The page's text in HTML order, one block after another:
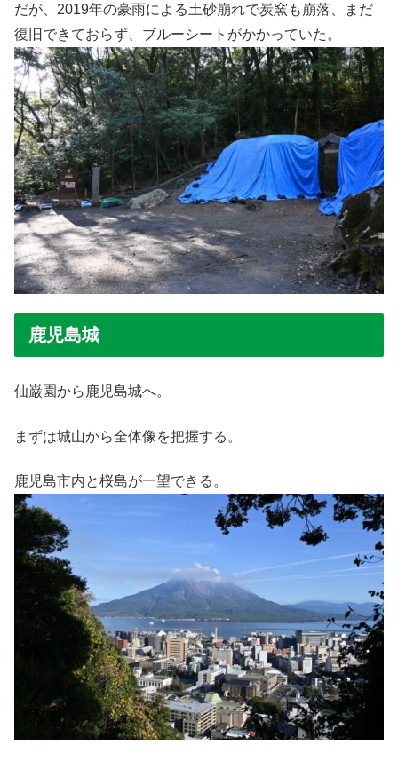
だが、2019年の豪雨による土砂崩れで炭窯も崩落、まだ
復旧できておらず、ブルーシートがかかっていた。
鹿児島城
仙巌園から鹿児島城へ。
まずは城山から全体像を把握する。
鹿児島市内と桜島が一望できる。